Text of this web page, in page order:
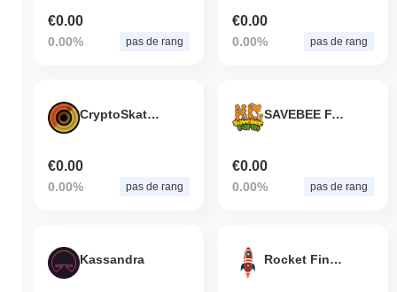
€0.00
0.00% pas de rang
€0.00
0.00% pas de rang
CryptoSkates
€0.00
0.00% pas de rang
SAVEBEE FARM HONEYCOMB
€0.00
0.00% pas de rang
Kassandra Rocket Finance